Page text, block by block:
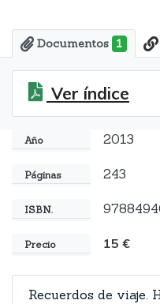
Documentos 1
Ver índice
Año 2013
Páginas 243
ISBN.
Precio 15 €
Recuerdos de viaje.